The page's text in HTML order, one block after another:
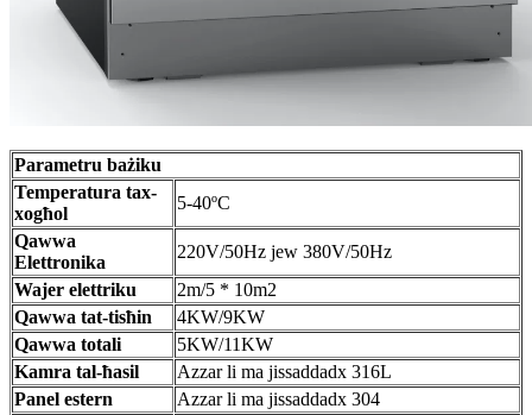
Parametru bażiku
Temperatura tax-
xogħol
5-40ºC
Qawwa
Elettronika
220V/50Hz jew 380V/50Hz
Wajer elettriku
2m/5 * 10m2
Qawwa tat-tisħin
4KW/9KW
Qawwa totali
5KW/11KW
Kamra tal-ħasil
Azzar li ma jissaddadx 316L
Panel estern
Azzar li ma jissaddadx 304